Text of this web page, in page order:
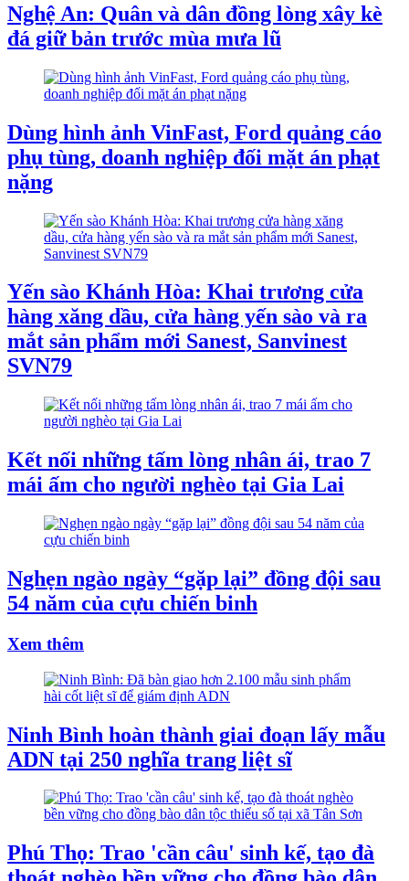
Nghệ An: Quân và dân đồng lòng xây kè
đá giữ bản trước mùa mưa lũ
Dùng hình ảnh VinFast, Ford quảng cáo
phụ tùng, doanh nghiệp đối mặt án phạt
nặng
Yến sào Khánh Hòa: Khai trương cửa
hàng xăng dầu, cửa hàng yến sào và ra
mắt sản phẩm mới Sanest, Sanvinest
SVN79
Kết nối những tấm lòng nhân ái, trao 7
mái ấm cho người nghèo tại Gia Lai
Nghẹn ngào ngày “gặp lại” đồng đội sau
54 năm của cựu chiến binh
Xem thêm
Ninh Bình hoàn thành giai đoạn lấy mẫu
ADN tại 250 nghĩa trang liệt sĩ
Phú Thọ: Trao 'cần câu' sinh kế, tạo đà